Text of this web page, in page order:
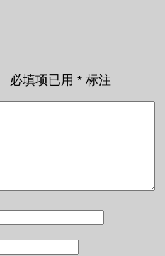
必填项已用 * 标注